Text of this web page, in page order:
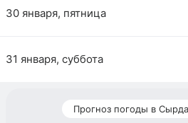
30 января, пятница
31 января, суббота
Прогноз погоды в